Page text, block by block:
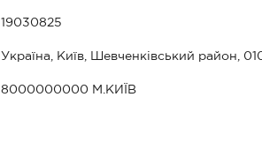
19030825
Україна, Київ, Шевченківський
8000000000 М.КИЇВ